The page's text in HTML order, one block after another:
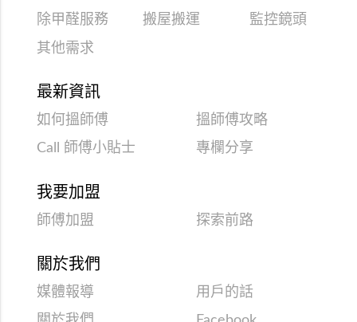
除甲醛服務
搬屋搬運
監控鏡頭
其他需求
最新資訊
如何搵師傅
搵師傅攻略
Call 師傅小貼士
專欄分享
我要加盟
師傅加盟 探索前路
關於我們
媒體報導
用戶的話